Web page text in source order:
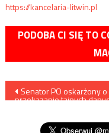
https://kancelaria-litwin.pl
PODOBA CI SIĘ TO
Nawigacja
wpisu
Senator PO oskarżony o
przekazanie tajnych